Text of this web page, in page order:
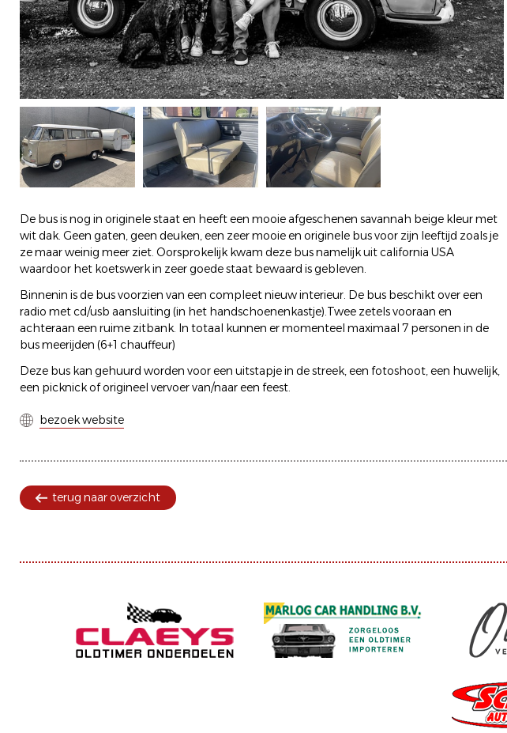
De bus is nog in originele staat en heeft een mooie afgeschenen savannah beige kleur met
wit dak. Geen gaten, geen deuken, een zeer mooie en originele bus voor zijn leeftijd zoals je
ze maar weinig meer ziet. Oorsprokelijk kwam deze bus namelijk uit california USA
waardoor het koetswerk in zeer goede staat bewaard is gebleven.
Binnenin is de bus voorzien van een compleet nieuw interieur. De bus beschikt over een
radio met cd/usb aansluiting (in het handschoenenkastje).Twee zetels vooraan en
achteraan een ruime zitbank. In totaal kunnen er momenteel maximaal 7 personen in de
bus meerijden (6+1 chauffeur)
Deze bus kan gehuurd worden voor een uitstapje in de streek, een fotoshoot, een huwelijk,
een picknick of origineel vervoer van/naar een feest.
bezoek website
terug naar overzicht